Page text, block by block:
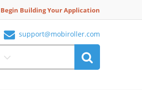
Begin Building Your Application
support@mobiroller.com